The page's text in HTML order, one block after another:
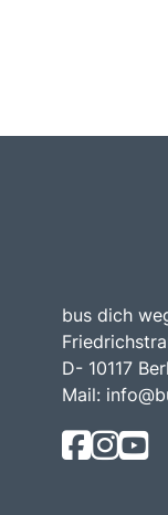
bus dich
D- 10117
Mail: